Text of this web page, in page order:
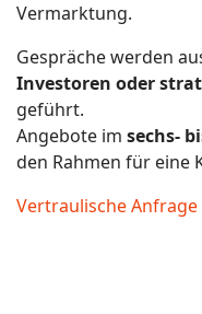
Vermarktung.
Gespräche werden
Investoren oder
geführt.
Angebote im sechs-
den Rahmen für eine
Vertraulische Anfrage